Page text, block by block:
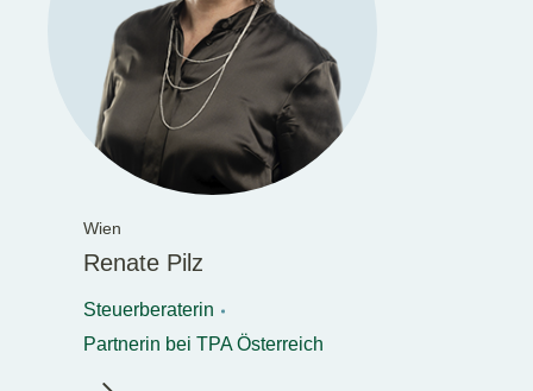
Wien
Renate Pilz
Steuerberaterin
Partnerin bei TPA Österreich